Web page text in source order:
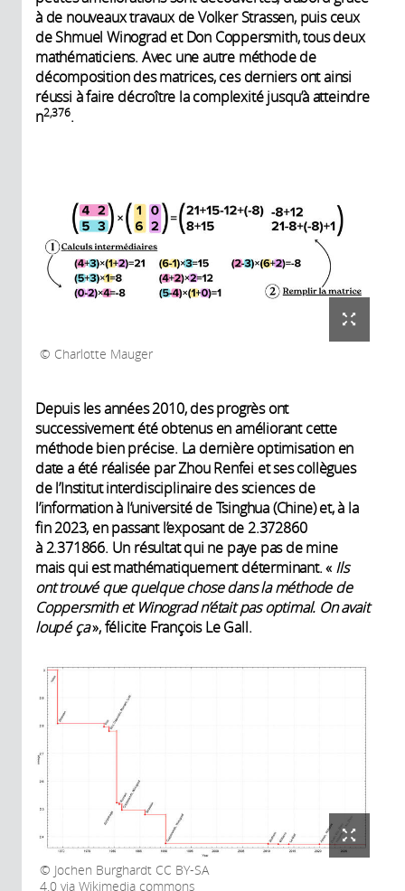
à de nouveaux travaux de Volker Strassen, puis ceux
de Shmuel Winograd et Don Coppersmith, tous deux
mathématiciens. Avec une autre méthode de
décomposition des matrices, ces derniers ont ainsi
réussi à faire décroître la complexité jusqu’à atteindre
n2,376.
Charlotte Mauger
Depuis les années 2010, des progrès ont
successivement été obtenus en améliorant cette
méthode bien précise. La dernière optimisation en
date a été réalisée par Zhou Renfei et ses collègues
de l’Institut interdisciplinaire des sciences de
l’information à l’université de Tsinghua (Chine) et, à la
fin 2023, en passant l’exposant de 2.372860
à 2.371866. Un résultat qui ne paye pas de mine
mais qui est mathématiquement déterminant. « Ils
ont trouvé que quelque chose dans la méthode de
Coppersmith et Winograd n’était pas optimal. On avait
loupé ça», félicite François Le Gall.
Jochen Burghardt CC BY-SA
4.0 via Wikimedia commons